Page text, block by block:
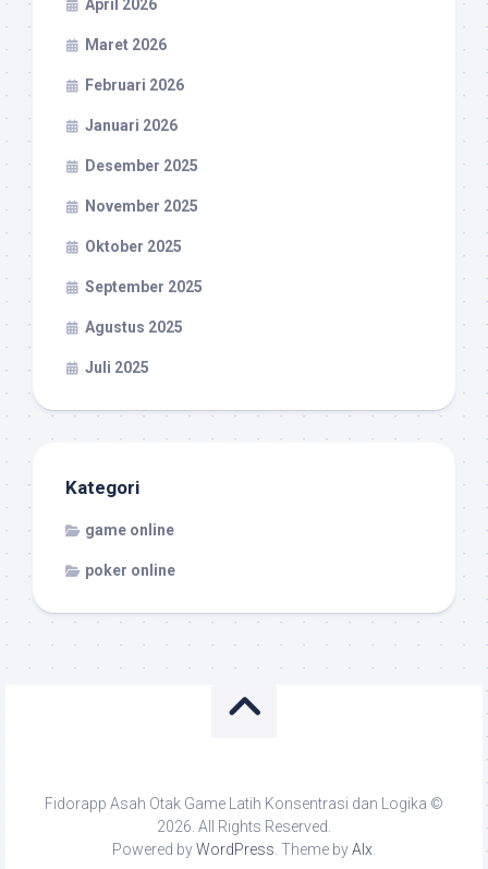
April 2026
Maret 2026
Februari 2026
Januari 2026
Desember 2025
November 2025
Oktober 2025
September 2025
Agustus 2025
Juli 2025
Kategori
game online
poker online
Fidorapp Asah Otak Game Latih Konsentrasi dan Logika ©
2026. All Rights Reserved.
Powered byWordPress . Theme byAlx